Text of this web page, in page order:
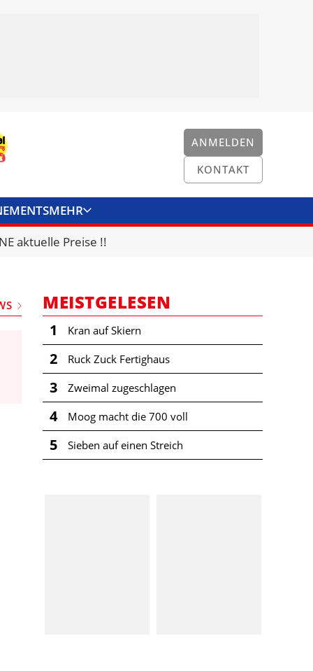
ANMELDEN
KONTAKT
MEHR
KONTAKT
aktuelle Preise !!
MEISTGELESEN
1 Kran auf Skiern
2 Ruck Zuck Fertighaus
3 Zweimal zugeschlagen
4 Moog macht die 700 voll
5 Sieben auf einen Streich